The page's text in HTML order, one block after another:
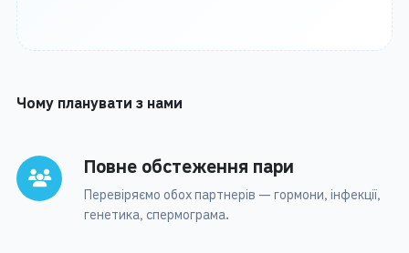
Чому планувати з нами
Повне обстеження пари
Перевіряємо обох партнерів — гормони, інфекції,
генетика, спермограма.